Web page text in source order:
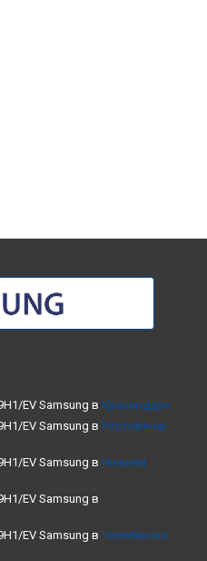
EV Samsung в Краснодаре
EV Samsung в Ростове-на-
EV Samsung в Нижнем
EV Samsung в
EV Samsung в Челябинске